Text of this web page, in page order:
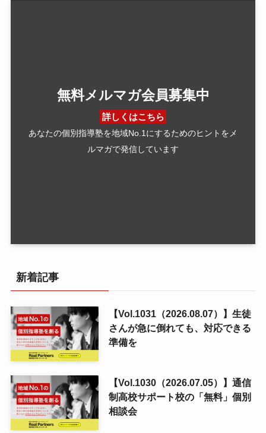
あなたの個別指導塾を地域No.1にするためのヒントをメ
ルマガで発信しています
さんが急に倒れても、対応できる
制高校サポート校の「無料」個別
相談会
「良い」は誰のもの？